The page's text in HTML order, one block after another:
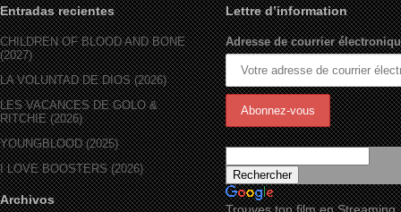
Entradas recientes
CHILDREN OF BLOOD AND BONE
(2027)
LA VOLUNTAD DE DIOS (2026)
LES VACANCES DE GOLO &
RITCHIE (2026)
YOUNGBLOOD (2025)
I LOVE BOOSTERS (2026)
Archivos
Lettre d’information
Adresse de courrier